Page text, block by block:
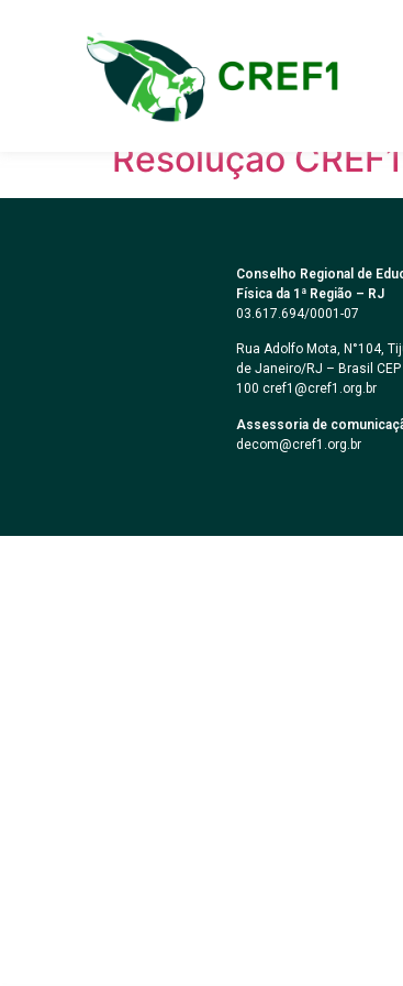
Anos:
Resolução
Resolução
Conselho Regional de
Física da 1ª Região – RJ
03.617.694/0001-07
Rua Adolfo Mota, N°104,
de Janeiro/RJ – Brasil CEP
100 cref1@cref1.org.br
Assessoria de
decom@cref1.org.br